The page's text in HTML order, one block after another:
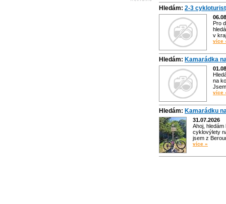
Hledám: 2-3
Pro
v
více
Hledám: Kamarádka
na
více
Hledám: Kamarádku
31.07.2026
Ahoj,
cyklovýlety
jsem z
více »